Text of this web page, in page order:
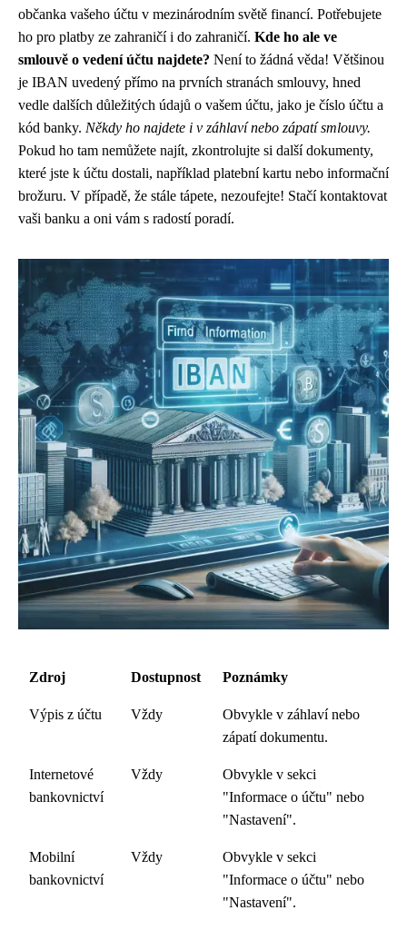
občanka vašeho účtu v mezinárodním světě financí. Potřebujete
ho pro platby ze zahraničí i do zahraničí. Kde ho ale ve
smlouvě o vedení účtu najdete? Není to žádná věda! Většinou
je IBAN uvedený přímo na prvních stranách smlouvy, hned
vedle dalších důležitých údajů o vašem účtu, jako je číslo účtu a
kód banky. Někdy ho najdete i v záhlaví nebo zápatí smlouvy.
Pokud ho tam nemůžete najít, zkontrolujte si další dokumenty,
které jste k účtu dostali, například platební kartu nebo informační
brožuru. V případě, že stále tápete, nezoufejte! Stačí kontaktovat
vaši banku a oni vám s radostí poradí.
Zdroj Dostupnost Poznámky
Výpis z účtu Vždy
Obvykle v záhlaví nebo
zápatí dokumentu.
Internetové
bankovnictví
Vždy
Obvykle v sekci
"Informace o účtu" nebo
"Nastavení".
Mobilní
bankovnictví
Vždy
Obvykle v sekci
"Informace o účtu" nebo
"Nastavení".